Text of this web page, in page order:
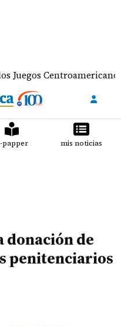
y del
papper mis noticias
de
penitenciarios